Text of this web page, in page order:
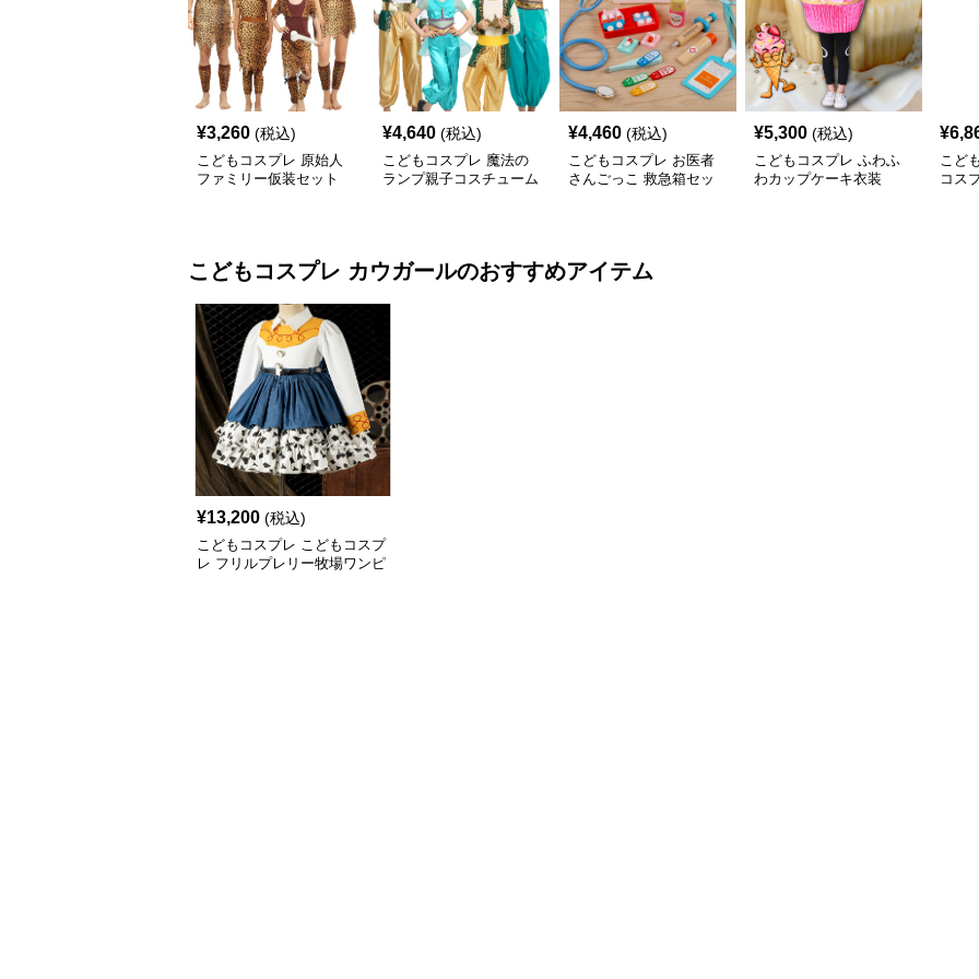
¥3,260 (税込)
こどもコスプレ 原始人
ファミリー仮装セット
¥4,640 (税込)
こどもコスプレ 魔法の
ランプ親子コスチューム
¥4,460 (税込)
こどもコスプレ お医者
さんごっこ 救急箱セッ
¥5,300 (税込)
こどもコスプレ ふわふ
わカップケーキ衣装
¥
こど
コス
こどもコスプレ カウガールのおすすめアイテム
¥13,200 (税込)
こどもコスプレ こどもコスプ
レ フリルプレリー牧場ワンピ